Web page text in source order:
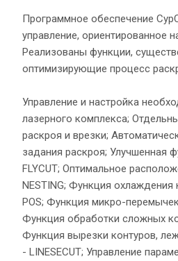
Программное обеспечение
управление, ориентированное
Реализованы функции,
оптимизирующие процесс
Управление и настройка
лазерного комплекса;
раскроя и врезки;
задания раскроя; Улучшенная
FLYCUT; Оптимальное
NESTING; Функция охлаждения
POS; Функция микро-
Функция обработки сложных
Функция вырезки контуров,
- LINESECUT; Управление